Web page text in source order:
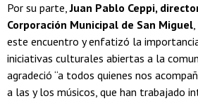
Por su parte,Juan Pablo Ceppi,
Corporación Municipal de San Miguel
este encuentro y enfatizó la
iniciativas culturales abiertas a la
agradeció “a todos quienes nos
a las y los músicos, que han trabajado